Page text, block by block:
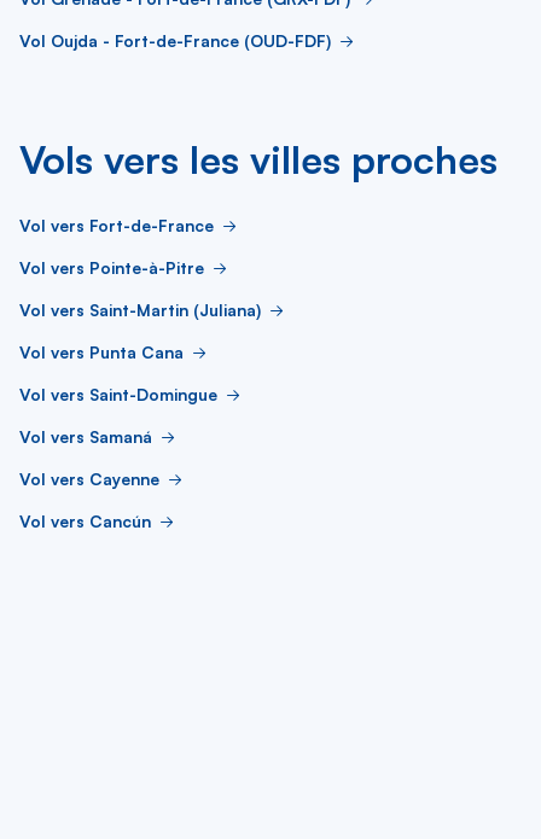
Vol Oujda - Fort-de-France (OUD-FDF)
Vols vers les villes proches
Vol vers Fort-de-France
Vol vers Pointe-à-Pitre
Vol vers Saint-Martin (Juliana)
Vol vers Punta Cana
Vol vers Saint-Domingue
Vol vers Samaná
Vol vers Cayenne
Vol vers Cancún